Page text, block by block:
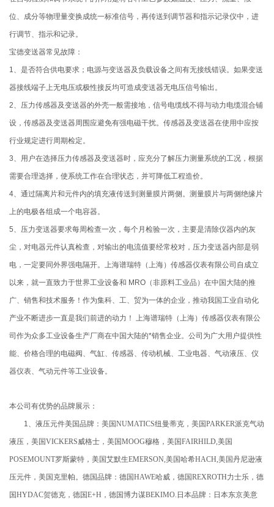
位、成分等物理量变换成统一标准信号，再传送到调节器和指示记录仪中，进
行调节、指示和记录。
宝德变送器常见故障：
1、是否符合供电要求；电源与变送器及负载设备之间有无接线错误。如果变送
器接线端子上无电压或极性接反均可造成变送器无电压信号输出。
2、压力传感器及变送器的外壳一般需接地，信号电缆线不得与动力电缆混合铺
设，传感器及变送器周围应避免有强电磁干扰。传感器及变送器在使用中应按
行业规定进行周期检定。
3、用户在选择压力传感器及变送器时，应充分了解压力测量系统的工况，根据
需要合理选择，使系统工作在合理状态，并可降低工程造价。
4、通过隔离片和元件内的填充液传送到测量膜片两侧。测量膜片与两侧绝缘片
上的电极各组成一个电容器。
5、压力变送器要求每周检查一次，每个月检验一次，主要是清除仪器内的灰
尘，对电器元件认真检查，对输出的电流值要经常校对，压力变送器内部是弱
电，一定要同外界强电隔开。上海谱瑞特（上海）传感器仪表有限公司自成立
以来，就一直致力于世界工业设备和 MRO（非原料工业品）在中国大陆的推
广、销售和技术服务！作为集科、工、贸为一体的企业，推动我国工业自动化
产业不断进步一直是我们前进的动力！ 上海谱瑞特（上海）传感器仪表有限公
司作为众多工业设备生产厂商在中国大陆的*销售企业。公司为广大用户提供性
能、价格合理的电磁阀、气缸、传感器、传动机械、工业电器、气动液压、仪
器仪表、气动元件等工业设备。
本公司有优势的品牌展示：
1、液压元件美国品牌：美国NUMATICS纽曼蒂克，美国PARKER派克气动
液压，美国VICKERS威格士，美国MOOG穆格，美国FAIRHILD,美国
POSEMOUNT罗斯蒙特，美国艾默生EMERSON,美国哈希HACH,美国丹尼逊液
压元件，美国克里帕。德国品牌：德国HAWE哈威，德国REXROTH力士乐，德
国HYDAC贺德克，德国E+H ，德国博力谋BEKIMO. 日本品牌：日本东京美意